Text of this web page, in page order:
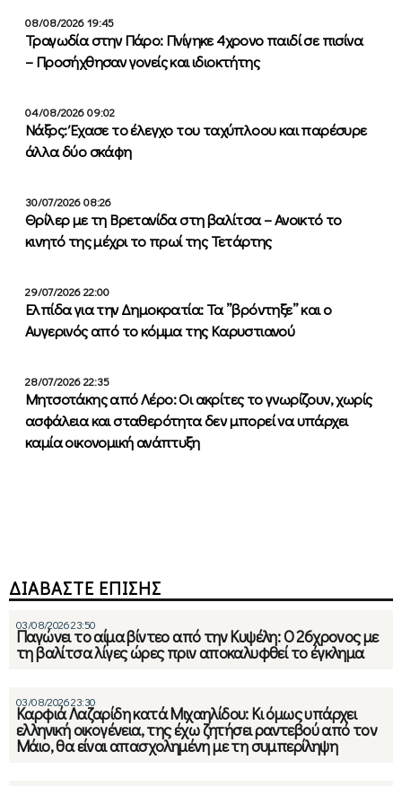
08/08/2026 19:45
Τραγωδία στην Πάρο: Πνίγηκε 4χρονο παιδί σε πισίνα
– Προσήχθησαν γονείς και ιδιοκτήτης
04/08/2026 09:02
Νάξος: Έχασε το έλεγχο του ταχύπλοου και παρέσυρε
άλλα δύο σκάφη
30/07/2026 08:26
Θρίλερ με τη Βρετανίδα στη βαλίτσα – Ανοικτό το
κινητό της μέχρι το πρωί της Τετάρτης
29/07/2026 22:00
Ελπίδα για την Δημοκρατία: Τα ”βρόντηξε” και ο
Αυγερινός από το κόμμα της Καρυστιανού
28/07/2026 22:35
Μητσοτάκης από Λέρο: Οι ακρίτες το γνωρίζουν, χωρίς
ασφάλεια και σταθερότητα δεν μπορεί να υπάρχει
καμία οικονομική ανάπτυξη
ΔΙΑΒΑΣΤΕ ΕΠΙΣΗΣ
03/08/2026 23:50
Παγώνει το αίμα βίντεο από την Κυψέλη: Ο 26χρονος με
τη βαλίτσα λίγες ώρες πριν αποκαλυφθεί το έγκλημα
03/08/2026 23:30
Καρφιά Λαζαρίδη κατά Μιχαηλίδου: Κι όμως υπάρχει
ελληνική οικογένεια, της έχω ζητήσει ραντεβού από τον
Μάιο, θα είναι απασχολημένη με τη συμπερίληψη